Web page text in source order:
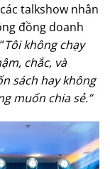
talkshow nhân
đồng doanh
Tôi không chạy
chắc, và
sách hay không
muốn chia sẻ.”